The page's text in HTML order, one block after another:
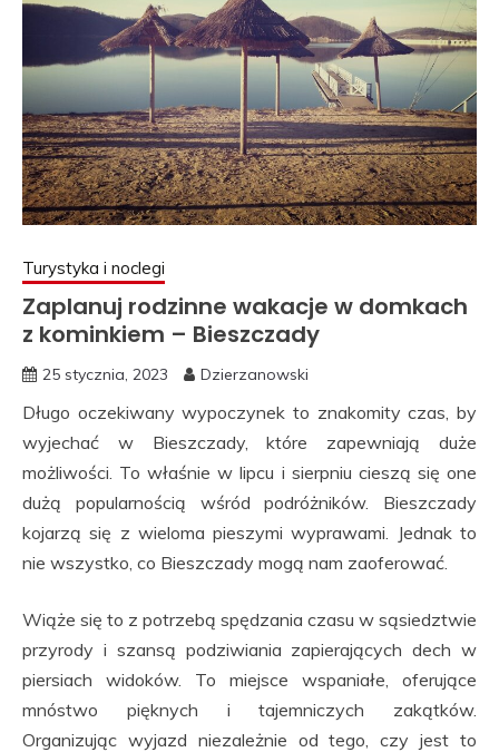
Turystyka i noclegi
Zaplanuj rodzinne wakacje w domkach
z kominkiem – Bieszczady
25 stycznia, 2023 Dzierzanowski
Długo oczekiwany wypoczynek to znakomity czas, by
wyjechać w Bieszczady, które zapewniają duże
możliwości. To właśnie w lipcu i sierpniu cieszą się one
dużą popularnością wśród podróżników. Bieszczady
kojarzą się z wieloma pieszymi wyprawami. Jednak to
nie wszystko, co Bieszczady mogą nam zaoferować.
Wiąże się to z potrzebą spędzania czasu w sąsiedztwie
przyrody i szansą podziwiania zapierających dech w
piersiach widoków. To miejsce wspaniałe, oferujące
mnóstwo pięknych i tajemniczych zakątków.
Organizując wyjazd niezależnie od tego, czy jest to